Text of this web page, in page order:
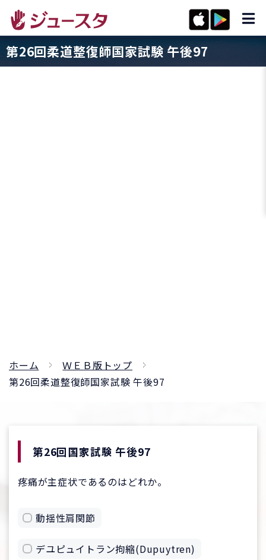
第26回柔道整復師国家試験 午後97
ホーム
ＷＥＢ版トップ
第26回柔道整復師国家試験 午後97
第26回国家試験 午後97
疼痛が主症状であるのはどれか。
動揺性肩関節
デユピュイトラン拘縮(Dupuytren)